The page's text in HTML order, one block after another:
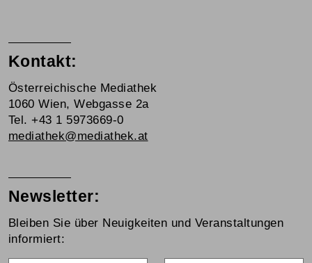
Kontakt:
Österreichische Mediathek
1060 Wien, Webgasse 2a
Tel. +43 1 5973669-0
mediathek@mediathek.at
Newsletter:
Bleiben Sie über Neuigkeiten und Veranstaltungen
informiert: